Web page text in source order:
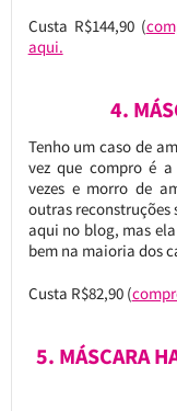
Custa R$144,90 (
aqui.
4.
Tenho um caso de
vez que compro é
vezes e morro de
outras reconstruções
aqui no blog, mas
bem na maioria dos
Custa R$82,90 (
5. MÁSCARA